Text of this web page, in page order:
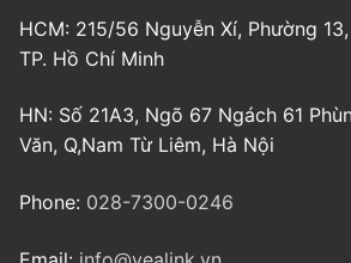
HCM: 215/56 Nguyễn Xí, Phường
TP. Hồ Chí Minh
HN: Số 21A3, Ngõ 67 Ngách 61
Văn, Q,Nam Từ Liêm, Hà Nội
Phone: 028-7300-0246